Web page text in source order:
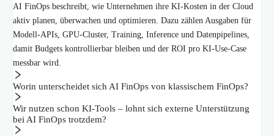
AI FinOps beschreibt, wie Unternehmen ihre KI-Kosten in der Cloud
aktiv planen, überwachen und optimieren. Dazu zählen Ausgaben für
Modell-APIs, GPU-Cluster, Training, Inference und Datenpipelines,
damit Budgets kontrollierbar bleiben und der ROI pro KI-Use-Case
messbar wird.
Worin unterscheidet sich AI FinOps von klassischem FinOps?
Wir nutzen schon KI-Tools – lohnt sich externe Unterstützung
bei AI FinOps trotzdem?